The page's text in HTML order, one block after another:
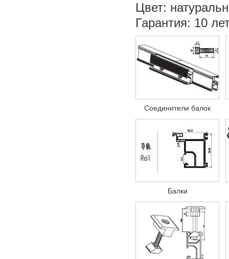
Цвет:
Гарантия: 10
Соединители балок
Балки